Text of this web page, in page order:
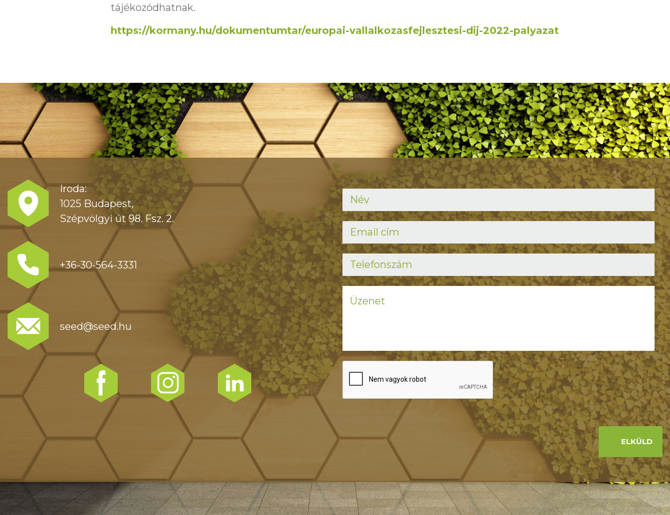
tájékozódhatnak.
https://kormany.hu/dokumentumtar/europai-vallalkozasfejlesztesi-dij-2022-palyazat
Iroda:
1025 Budapest,
Szépvölgyi út 98. Fsz. 2.
+36-30-564-3331
seed@seed.hu
ELKÜLD